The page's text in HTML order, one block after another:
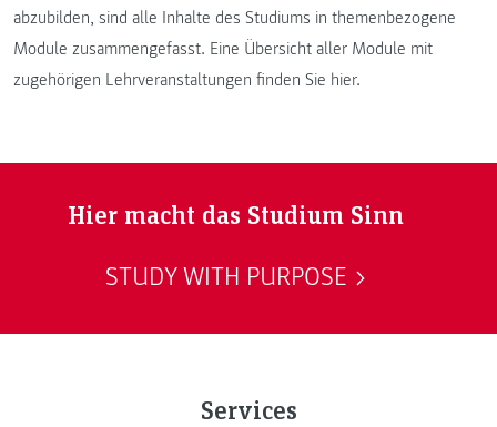
abzubilden, sind alle Inhalte des Studiums in themenbezogene
Module zusammengefasst. Eine Übersicht aller Module mit
zugehörigen Lehrveranstaltungen finden Sie hier.
Hier macht das Studium Sinn
STUDY WITH PURPOSE
Services